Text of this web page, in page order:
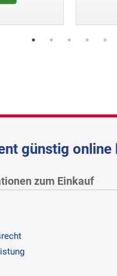
günstig online
zum Einkauf